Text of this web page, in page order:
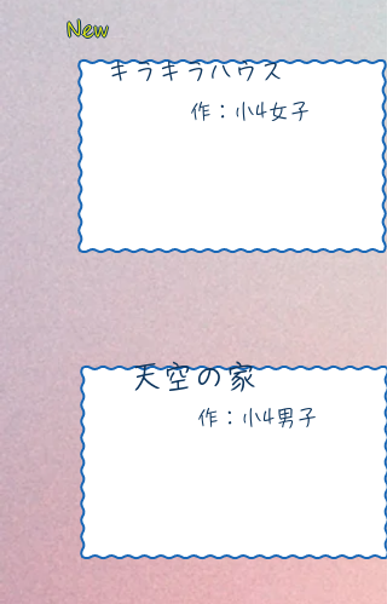
作：小4女子
​キラキラハウス
New
​天空の家
作：小4男子